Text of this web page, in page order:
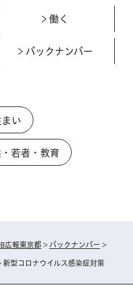
働く
バックナンバー
まい
・若者・教育
広報東京都 > バックナンバー >
新型コロナウイルス感染症対策